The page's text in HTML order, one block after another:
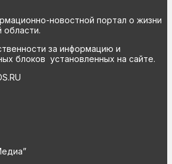
новостной портал о жизни
за информацию и
блоков установленных на сайте.